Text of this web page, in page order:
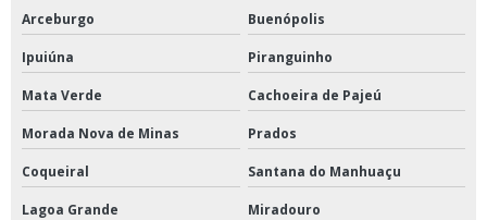
Arceburgo Buenópolis
Ipuiúna Piranguinho
Mata Verde Cachoeira de Pajeú
Morada Nova de Minas Prados
Coqueiral Santana do Manhuaçu
Lagoa Grande Miradouro